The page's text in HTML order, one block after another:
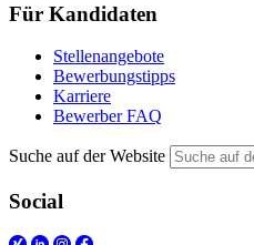
Für Kandidaten
Stellenangebote
Bewerbungstipps
Karriere
Bewerber FAQ
Suche auf der Website
Social